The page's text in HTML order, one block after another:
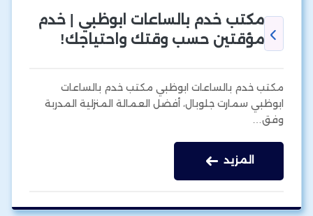
مكتب خدم بالساعات ابوظبي | خدم
مؤقتين حسب وقتك واحتياجك!
مكتب خدم بالساعات ابوظبي مكتب خدم بالساعات
ابوظبي سمارت جلوبال، أفضل العمالة المنزلية المدربة
وفق…
المزيد